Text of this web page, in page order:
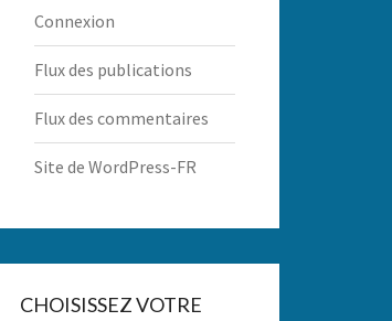
Connexion
Flux des publications
Flux des commentaires
Site de WordPress-FR
CHOISISSEZ VOTRE